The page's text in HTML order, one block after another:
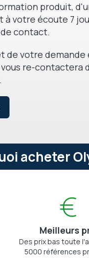
produit,
à votre écoute 7
contact.
de votre demande
re-contactera
acheter
Meilleurs
Des prix bas toute
5000 références